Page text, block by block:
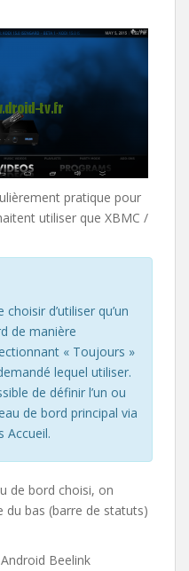
pratique pour
utiliser que XBMC /
d’utiliser qu’un
de manière
« Toujours »
lequel utiliser.
de définir l’un ou
de bord principal via
Accueil.
de bord choisi, on
du bas (barre de statuts)
Beelink